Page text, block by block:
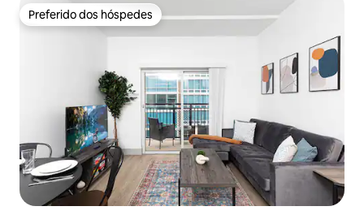
Preferido dos hóspedes
Preferido dos hóspedes